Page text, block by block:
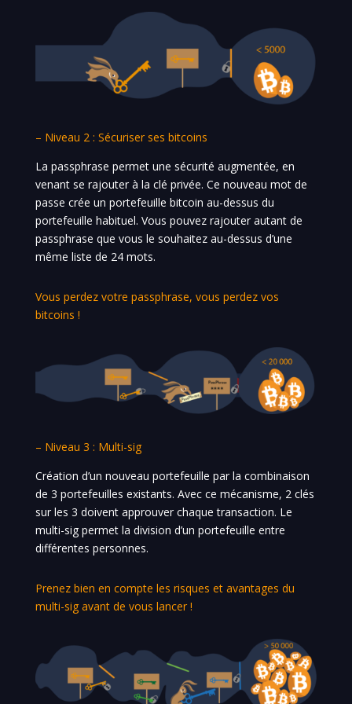
– Niveau 2 : Sécuriser ses bitcoins
La passphrase permet une sécurité augmentée, en
venant se rajouter à la clé privée. Ce nouveau mot de
passe crée un portefeuille bitcoin au-dessus du
portefeuille habituel. Vous pouvez rajouter autant de
passphrase que vous le souhaitez au-dessus d’une
même liste de 24 mots.
Vous perdez votre passphrase, vous perdez vos
bitcoins !
– Niveau 3 : Multi-sig
Création d’un nouveau portefeuille par la combinaison
de 3 portefeuilles existants. Avec ce mécanisme, 2 clés
sur les 3 doivent approuver chaque transaction. Le
multi-sig permet la division d’un portefeuille entre
différentes personnes.
Prenez bien en compte les risques et avantages du
multi-sig avant de vous lancer !